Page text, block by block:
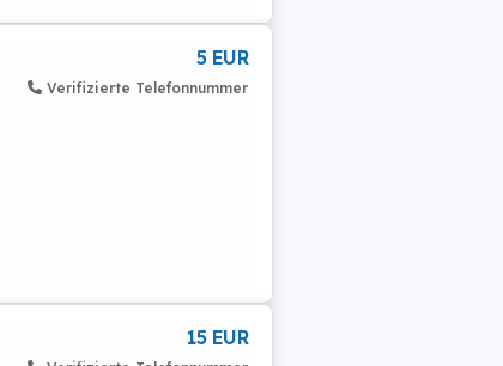
5 EUR
Verifizierte Telefonnummer
15 EUR